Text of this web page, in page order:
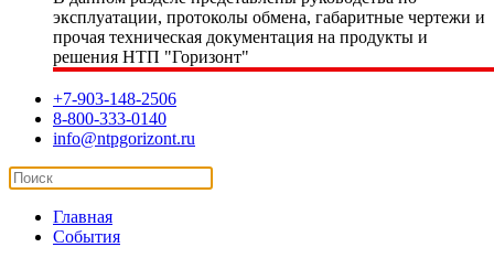
эксплуатации, протоколы обмена, габаритные чертежи и
прочая техническая документация на продукты и
решения НТП "Горизонт"
+7-903-148-2506
8-800-333-0140
info@ntpgorizont.ru
Главная
События